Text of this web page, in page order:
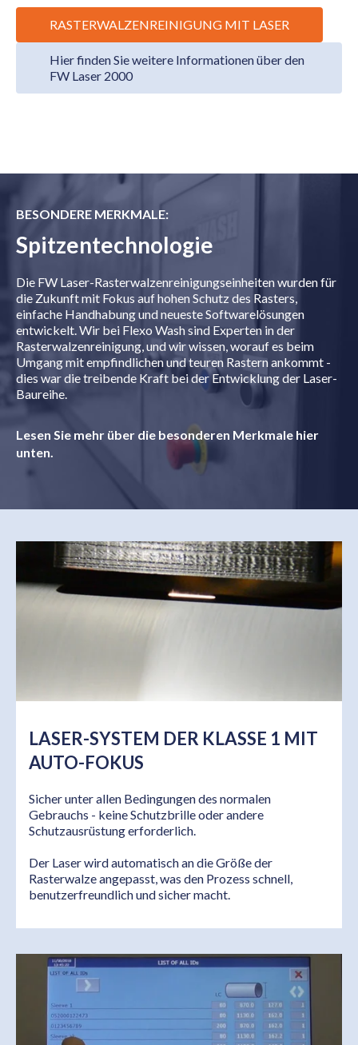
RASTERWALZENREINIGUNG MIT LASER
Hier finden Sie weitere Informationen über den
FW Laser 2000
BESONDERE MERKMALE:
Spitzentechnologie
Die FW Laser-Rasterwalzenreinigungseinheiten wurden für
die Zukunft mit Fokus auf hohen Schutz des Rasters,
einfache Handhabung und neueste Softwarelösungen
entwickelt. Wir bei Flexo Wash sind Experten in der
Rasterwalzenreinigung, und wir wissen, worauf es beim
Umgang mit empfindlichen und teuren Rastern ankommt -
dies war die treibende Kraft bei der Entwicklung der Laser-
Baureihe.
Lesen Sie mehr über die besonderen Merkmale hier
unten.
LASER-SYSTEM DER KLASSE 1 MIT
AUTO-FOKUS
Sicher unter allen Bedingungen des normalen
Gebrauchs - keine Schutzbrille oder andere
Schutzausrüstung erforderlich.
Der Laser wird automatisch an die Größe der
Rasterwalze angepasst, was den Prozess schnell,
benutzerfreundlich und sicher macht.